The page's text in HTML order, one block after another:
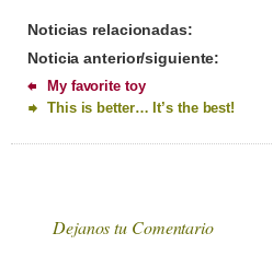
Noticias relacionadas:
Noticia anterior/siguiente:
My favorite toy
This is better… It’s the best!
Dejanos tu Comentario